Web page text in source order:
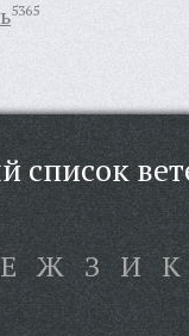
5365
список
Е Ж З И К